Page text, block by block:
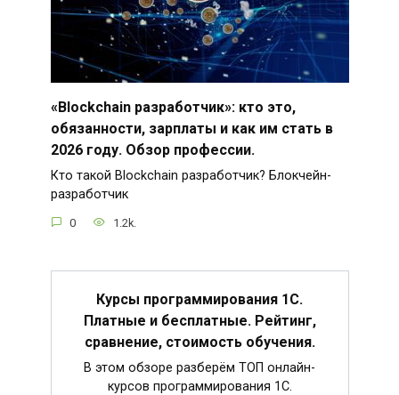
«Blockchain разработчик»: кто это,
обязанности, зарплаты и как им стать в
2026 году. Обзор профессии.
Кто такой Blockchain разработчик? Блокчейн-
разработчик
0 1.2k.
Курсы программирования 1С.
Платные и бесплатные. Рейтинг,
сравнение, стоимость обучения.
В этом обзоре разберём ТОП онлайн-
курсов программирования 1С.